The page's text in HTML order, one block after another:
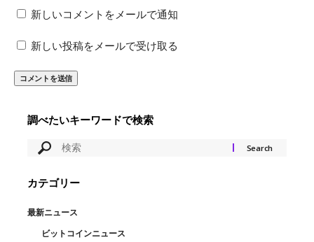
新しいコメントをメールで通知
新しい投稿をメールで受け取る
調べたいキーワードで検索
カテゴリー
最新ニュース
ビットコインニュース